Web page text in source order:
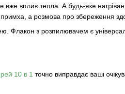
вплив тепла. А будь-яке
а розмова про збереження
Флакон з розпилювачем є
10 в 1 точно виправдає ваші